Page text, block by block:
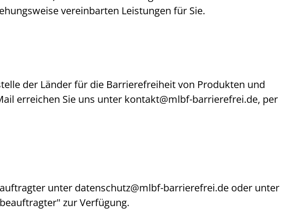
vereinbarten Leistungen für Sie.
der Länder für die Barrierefreiheit von Produkten und
erreichen Sie uns unter kontakt@mlbf-barrierefrei.de, per
unter datenschutz@mlbf-barrierefrei.de oder unter
zur Verfügung.